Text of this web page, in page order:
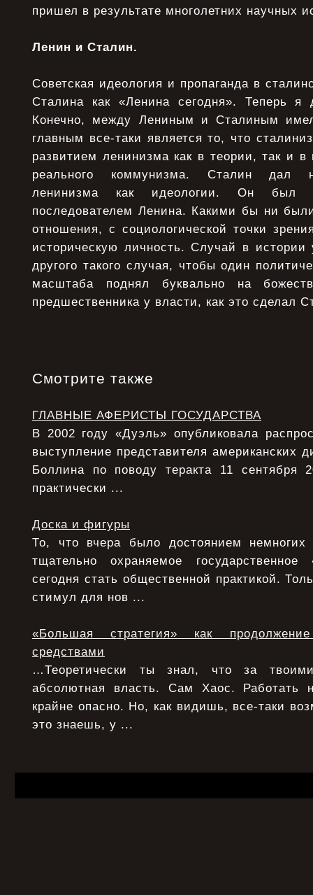
пришел в результате многолетних научных
Ленин и Сталин.
Советская идеология и пропаганда в
Сталина как «Ленина сегодня». Теперь
Конечно, между Лениным и Сталиным
главным все-таки является то, что
развитием ленинизма как в теории, так и в
реального коммунизма. Сталин дал
ленинизма как идеологии. Он был
последователем Ленина. Какими бы ни
отношения, с социологической точки
историческую личность. Случай в
другого такого случая, чтобы один
масштаба поднял буквально на
предшественника у власти, как это сделал
Смотрите также
ГЛАВНЫЕ АФЕРИСТЫ ГОСУДАРСТВА
В 2002 году «Дуэль» опубликовала
выступление представителя американских
Боллина по поводу теракта 11
практически ...
Доска и фигуры
То, что вчера было достоянием немногих
тщательно охраняемое
сегодня стать общественной практикой.
стимул для нов ...
«Большая стратегия» как
средствами
…Теоретически ты знал, что за
абсолютная власть. Сам Хаос. Работать
крайне опасно. Но, как видишь, все-таки
это знаешь, у ...